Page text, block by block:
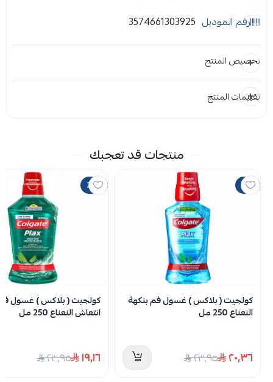
مكافحة الجراثيم, القضاء على البلاك ,منع تراكم الجير ,توفير
نفس منعش لفتره طويله ,تقوية الأسنان.طريقة
الاستخدام : مرتين يوميا بعد تنظيف أسنانك مع معجون
للخارج
رقم الموديل 3574661303925
تخصيص المنتج
المرفقات
اسحب و افلت الملف هنا
تقييمات المنتج
لا توجد تقييمات حاليا
منتجات قد تعجبك
15%
كولجيت ( بلاكس ) غسول فم بنكهة
النعناع 250 مل
٢٠٫٣٦ ٢٣٫٩٥
20%
كولجيت ( بلاكس ) غسول فم
انتعاش النعناع 250 مل
١٩٫١٦ ٢٣٫٩٥